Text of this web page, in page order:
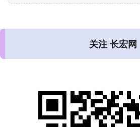
关注 长宏网